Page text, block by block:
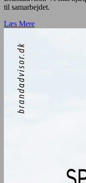
til samarbejdet.
Læs Mere